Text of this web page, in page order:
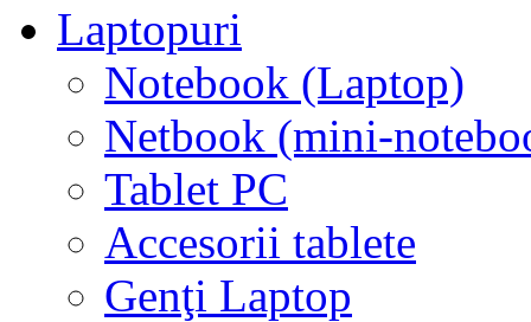
Laptopuri
Notebook (Laptop)
Netbook (mini-
Tablet PC
Accesorii tablete
Genţi Laptop